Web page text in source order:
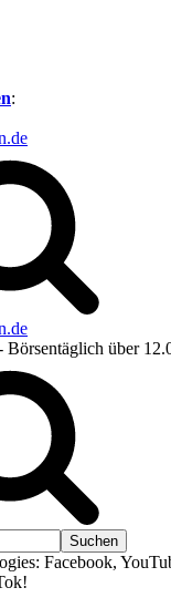
:
Börsentäglich über
Facebook,